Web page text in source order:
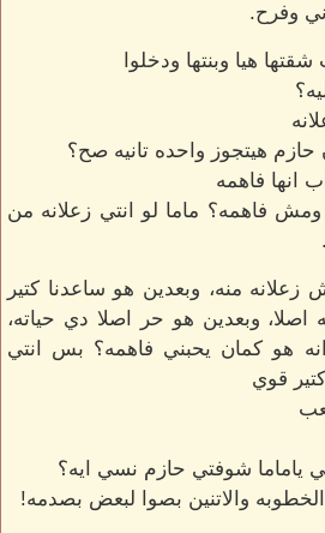
وفرح.
هيا وبنتها ودخلوا
هيتجوز واحده تانيه صح؟
انها فاهمه
فاهمه؟ ماما لو انتي زعلانه من
زعلانه منه، وبعدين هو ساعدنا كتير
وبعدين هو حر اصلا دي حياته،
هو كمان يحبني فاهمه؟ بس انتي
قوي
شوفتي حازم نسي ايه؟
والاتنين بصوا لبعض بصدمه!